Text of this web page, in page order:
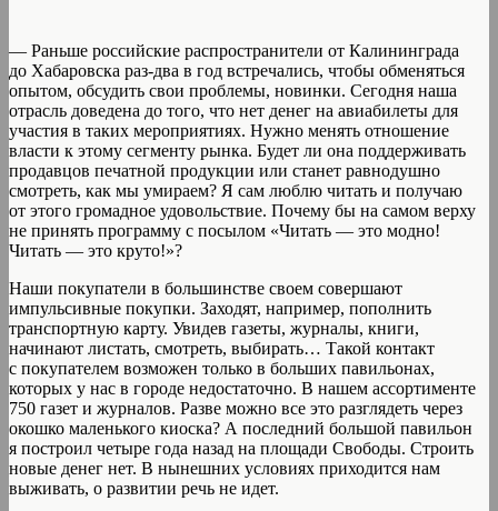
— Раньше российские распространители от Калининграда
до Хабаровска раз-два в год встречались, чтобы обменяться
опытом, обсудить свои проблемы, новинки. Сегодня наша
отрасль доведена до того, что нет денег на авиабилеты для
участия в таких мероприятиях. Нужно менять отношение
власти к этому сегменту рынка. Будет ли она поддерживать
продавцов печатной продукции или станет равнодушно
смотреть, как мы умираем? Я сам люблю читать и получаю
от этого громадное удовольствие. Почему бы на самом верху
не принять программу с посылом «Читать — это модно!
Читать — это круто!»?
Наши покупатели в большинстве своем совершают
импульсивные покупки. Заходят, например, пополнить
транспортную карту. Увидев газеты, журналы, книги,
начинают листать, смотреть, выбирать… Такой контакт
с покупателем возможен только в больших павильонах,
которых у нас в городе недостаточно. В нашем ассортименте
750 газет и журналов. Разве можно все это разглядеть через
окошко маленького киоска? А последний большой павильон
я построил четыре года назад на площади Свободы. Строить
новые денег нет. В нынешних условиях приходится нам
выживать, о развитии речь не идет.